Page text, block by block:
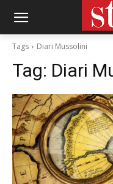
Tags Diari Mussolini
Tag: Diari